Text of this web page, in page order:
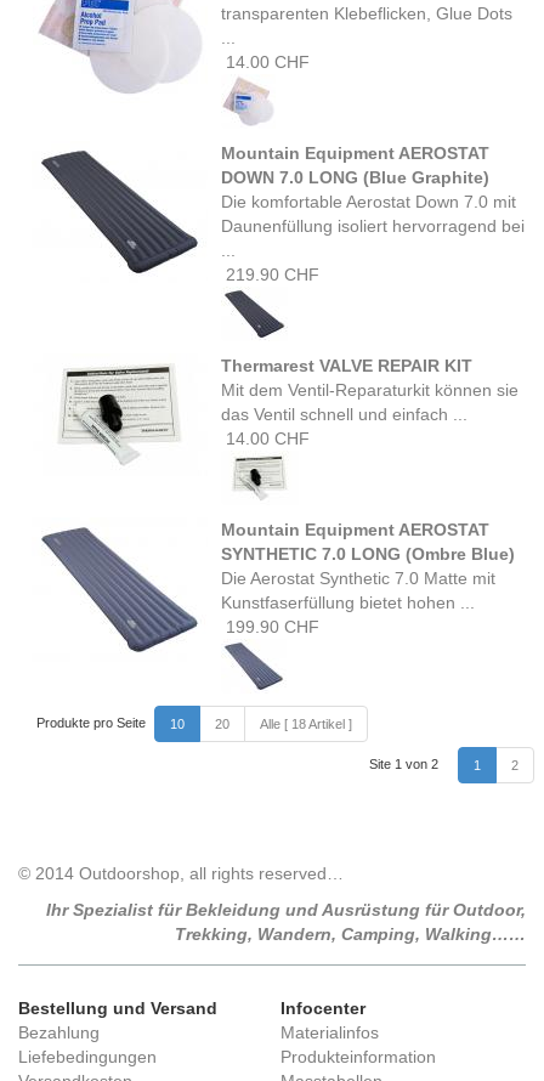
transparenten Klebeflicken, Glue Dots
14.00 CHF
Mountain Equipment AEROSTAT
DOWN 7.0 LONG (Blue Graphite)
Die komfortable Aerostat Down 7.0 mit
Daunenfüllung isoliert hervorragend bei
219.90 CHF
Thermarest VALVE REPAIR KIT
Mit dem Ventil-Reparaturkit können sie
das Ventil schnell und einfach ...
14.00 CHF
Mountain Equipment AEROSTAT
SYNTHETIC 7.0 LONG (Ombre Blue)
Die Aerostat Synthetic 7.0 Matte mit
Kunstfaserfüllung bietet hohen ...
199.90 CHF
Produkte pro Seite 10 20 Alle [ 18 Artikel ]
Site 1 von 2 1 2
© 2014 Outdoorshop, all rights reserved…
Ihr Spezialist für Bekleidung und Ausrüstung für Outdoor,
Trekking, Wandern, Camping, Walking……
Bestellung und Versand
Bezahlung
Liefebedingungen
Infocenter
Materialinfos
Produkteinformation